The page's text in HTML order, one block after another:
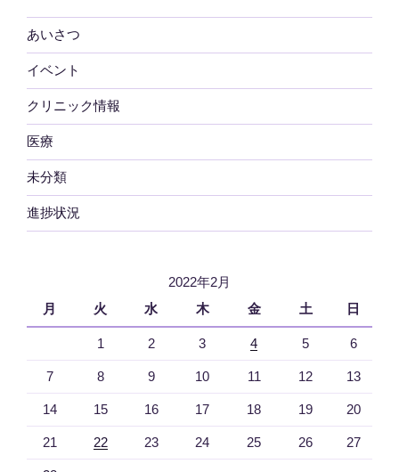
あいさつ
イベント
クリニック情報
医療
未分類
進捗状況
2022年2月
月
火 水 木 金 土 日
1 2 3 4 5 6
7 8 9 10 11 12 13
14 15 16 17 18 19 20
21 22 23 24 25 26 27